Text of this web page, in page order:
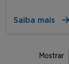
Saiba mais
Mostrar